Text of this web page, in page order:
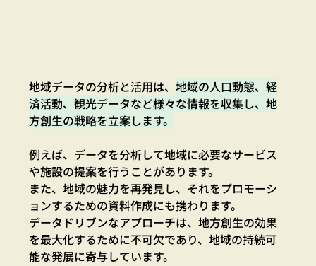
地域データの分析と活用は、地域の人口動態、経
済活動、観光データなど様々な情報を収集し、地
方創生の戦略を立案します。
例えば、データを分析して地域に必要なサービス
や施設の提案を行うことがあります。
また、地域の魅力を再発見し、それをプロモーシ
ョンするための資料作成にも携わります。
データドリブンなアプローチは、地方創生の効果
を最大化するために不可欠であり、地域の持続可
能な発展に寄与しています。